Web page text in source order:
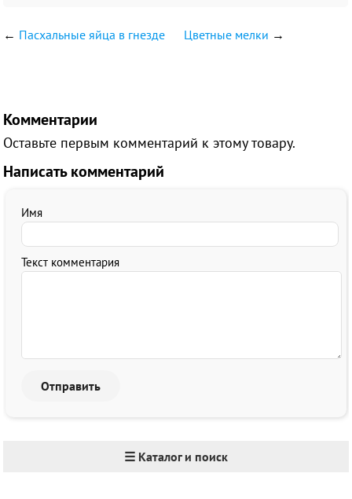
← Пасхальные яйца в гнезде Цветные мелки →
Комментарии
Оставьте первым комментарий к этому товару.
Написать комментарий
Имя
Текст комментария
☰ Каталог и поиск